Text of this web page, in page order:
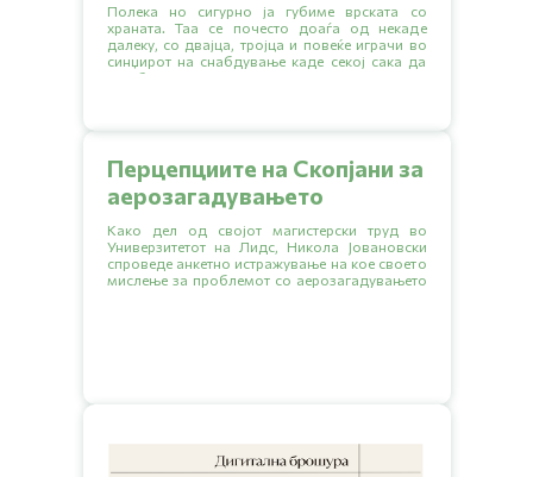
Полека но сигурно ја губиме врската со
храната. Таа се почесто доаѓа од некаде
далеку, со двајца, тројца и повеќе играчи во
синџирот на снабдување каде секој сака да
зграби што поголем дел.
Перцепциите на Скопјани за
аерозагадувањето
Како дел од својот магистерски труд во
Универзитетот на Лидс, Никола Јовановски
спроведе анкетно истражување на кое своето
мислење за проблемот со аерозагадувањето